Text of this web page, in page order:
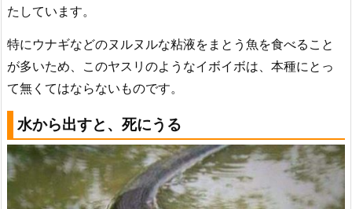
たしています。
特にウナギなどのヌルヌルな粘液をまとう魚を食べること
が多いため、このヤスリのようなイボイボは、本種にとっ
て無くてはならないものです。
水から出すと、死にうる